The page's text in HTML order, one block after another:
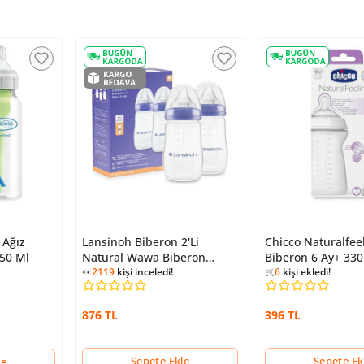
Ml
Lansinoh Biberon 2'Li
Natural Wawa Biberon
Emziği 240 Ml
2119 kişi inceledi!
876 TL
Sepete Ekle
Chicco
Biberon 6 Ay+
9060kişi inceledi!
6 kişi ekledi!
9060kişi inceledi!
396 TL
Sepete